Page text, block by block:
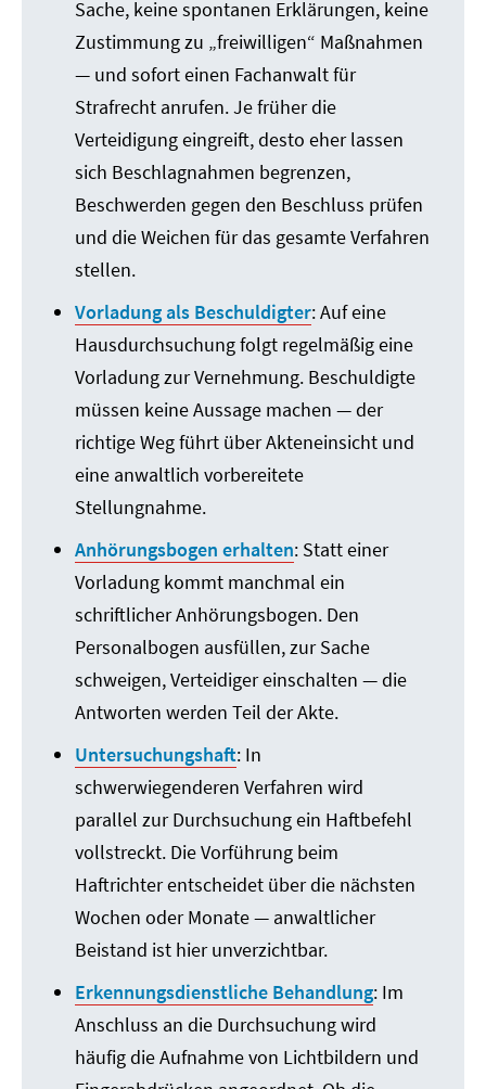
Sache, keine spontanen Erklärungen, keine
Zustimmung zu „freiwilligen“ Maßnahmen
— und sofort einen Fachanwalt für
Strafrecht anrufen. Je früher die
Verteidigung eingreift, desto eher lassen
sich Beschlagnahmen begrenzen,
Beschwerden gegen den Beschluss prüfen
und die Weichen für das gesamte Verfahren
stellen.
Vorladung als Beschuldigter: Auf eine
Hausdurchsuchung folgt regelmäßig eine
Vorladung zur Vernehmung. Beschuldigte
müssen keine Aussage machen — der
richtige Weg führt über Akteneinsicht und
eine anwaltlich vorbereitete
Stellungnahme.
Anhörungsbogen erhalten: Statt einer
Vorladung kommt manchmal ein
schriftlicher Anhörungsbogen. Den
Personalbogen ausfüllen, zur Sache
schweigen, Verteidiger einschalten — die
Antworten werden Teil der Akte.
Untersuchungshaft: In
schwerwiegenderen Verfahren wird
parallel zur Durchsuchung ein Haftbefehl
vollstreckt. Die Vorführung beim
Haftrichter entscheidet über die nächsten
Wochen oder Monate — anwaltlicher
Beistand ist hier unverzichtbar.
Erkennungsdienstliche Behandlung: Im
Anschluss an die Durchsuchung wird
häufig die Aufnahme von Lichtbildern und